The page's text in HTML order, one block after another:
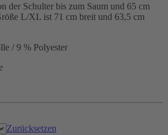
der Schulter bis zum Saum und 65 cm
L/XL ist 71 cm breit und 63,5 cm
/ 9 % Polyester
Zurücksetzen